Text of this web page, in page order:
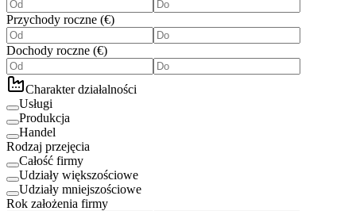
Przychody roczne (€)
Dochody roczne (€)
Charakter działalności
Usługi
Produkcja
Handel
Rodzaj przejęcia
Całość firmy
Udziały większościowe
Udziały mniejszościowe
Rok założenia firmy